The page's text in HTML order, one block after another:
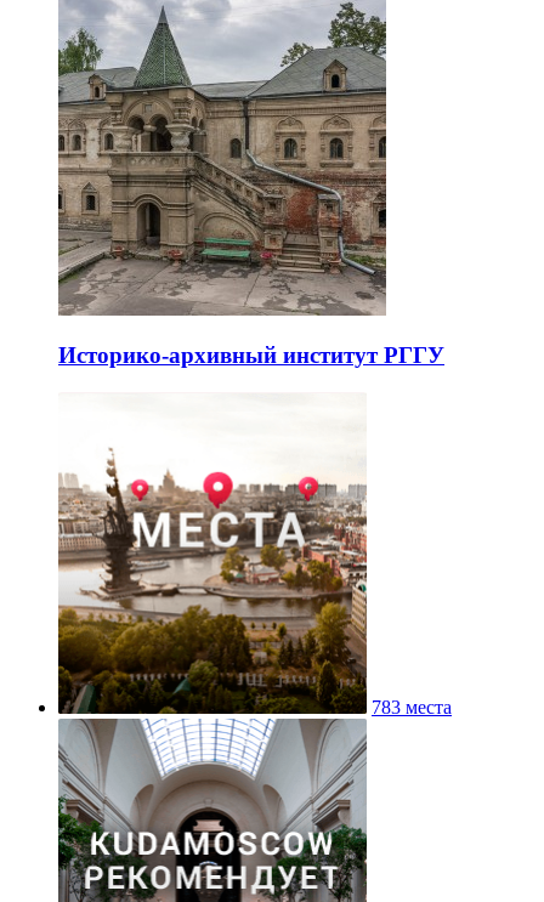
Историко-архивный институт РГГУ
783 места